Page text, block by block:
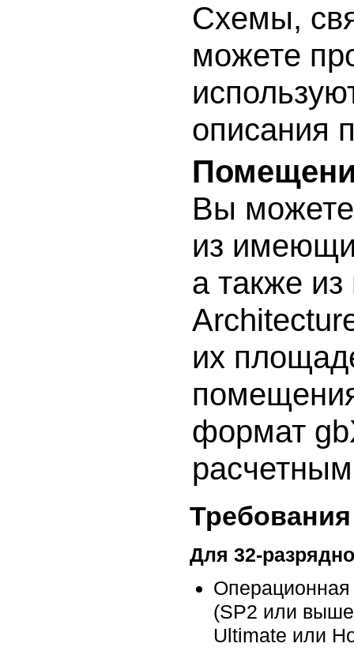
Схемы,
можете
описания
Вы
из
а также
их
формат
Для 32-
(SP2 или
Ultimate или